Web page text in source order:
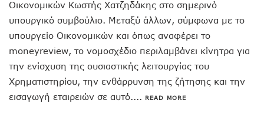
Οικονομικών Κωστής Χατζηδάκης στο σημερινό
υπουργικό συμβούλιο. Μεταξύ άλλων, σύμφωνα με το
υπουργείο Οικονομικών και όπως αναφέρει το
moneyreview, το νομοσχέδιο περιλαμβάνει κίνητρα για
την ενίσχυση της ουσιαστικής λειτουργίας του
Χρηματιστηρίου, την ενθάρρυνση της ζήτησης και την
εισαγωγή εταιρειών σε αυτό.... READ MORE